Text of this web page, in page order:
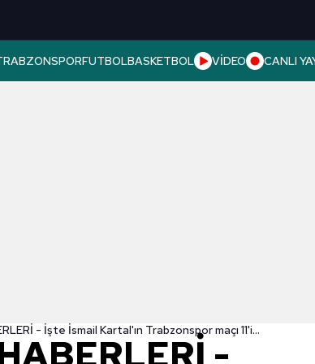
FUTBOLBASKETBOL VİDEO CANLI
- İşte İsmail Kartal'ın Trabzonspor maçı 11'i...
-